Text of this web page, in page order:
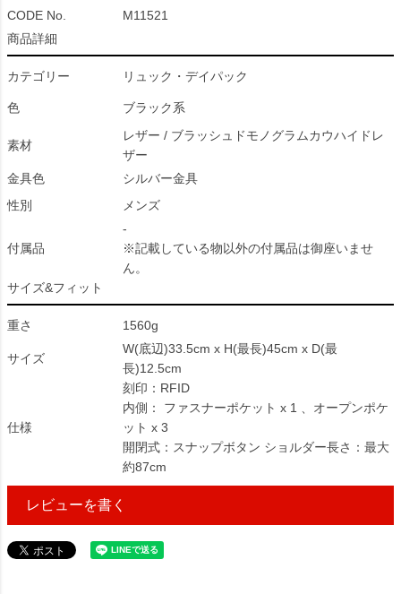
CODE No.
M11521
商品詳細
カテゴリー リュック・デイパック
色 ブラック系
素材
レザー / ブラッシュドモノグラムカウハイドレ
ザー
金具色
シルバー金具
性別
メンズ
付属品
-
※記載している物以外の付属品は御座いませ
ん。
サイズ&フィット
重さ 1560g
サイズ
W(底辺)33.5cm x H(最長)45cm x D(最
長)12.5cm
仕様
刻印：RFID
内側： ファスナーポケット x 1 、オープンポケ
ット x 3
開閉式：スナップボタン ショルダー長さ：最大
約87cm
レビューを書く